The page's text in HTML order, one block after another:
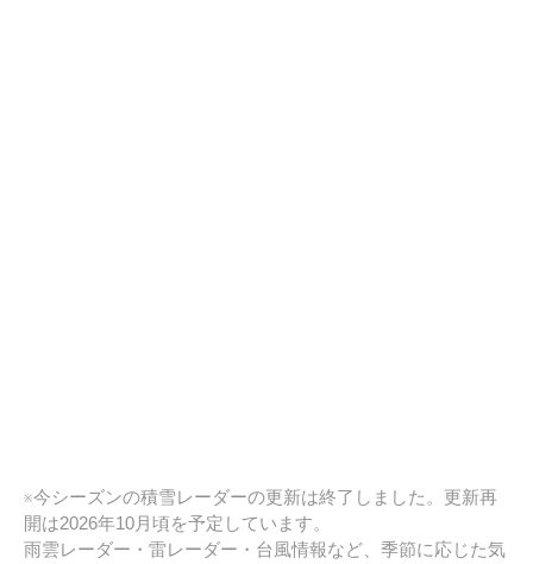
※今シーズンの積雪レーダーの更新は終了しました。更新再
開は2026年10月頃を予定しています。
雨雲レーダー・雷レーダー・台風情報など、季節に応じた気